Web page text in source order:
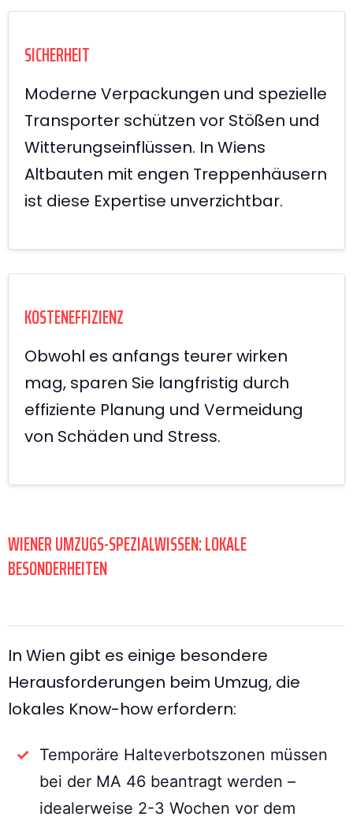
SICHERHEIT
Moderne Verpackungen und spezielle
Transporter schützen vor Stößen und
Witterungseinflüssen. In Wiens
Altbauten mit engen Treppenhäusern
ist diese Expertise unverzichtbar.
KOSTENEFFIZIENZ
Obwohl es anfangs teurer wirken
mag, sparen Sie langfristig durch
effiziente Planung und Vermeidung
von Schäden und Stress.
WIENER UMZUGS-SPEZIALWISSEN: LOKALE
BESONDERHEITEN
In Wien gibt es einige besondere
Herausforderungen beim Umzug, die
lokales Know-how erfordern:
Temporäre Halteverbotszonen müssen
bei der MA 46 beantragt werden –
idealerweise 2-3 Wochen vor dem